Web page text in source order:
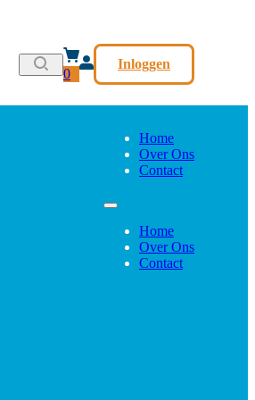
0
Inloggen
Home
Over Ons
Contact
Home
Over Ons
Contact